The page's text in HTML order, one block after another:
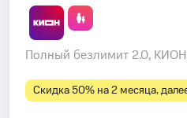
Полный безлимит 2.0,
Скидка 50% на 2 месяца,